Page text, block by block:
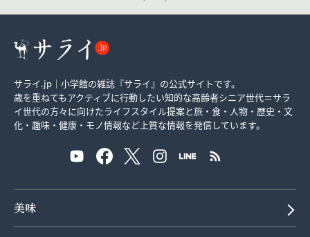
サライ.jp｜小学館の雑誌『サライ』の公式サイトです。
歳を重ねてもアクティブに行動したい知的な高齢者シニア世代＝サラ
イ世代の方々に向けたライフスタイル提案と旅・食・人物・歴史・文
化・趣味・健康・モノ情報など上質な情報を発信しています。
美味